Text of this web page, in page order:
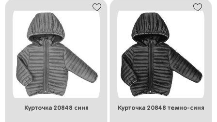
Курточка 20848 синя Курточка 20848 темно-синя